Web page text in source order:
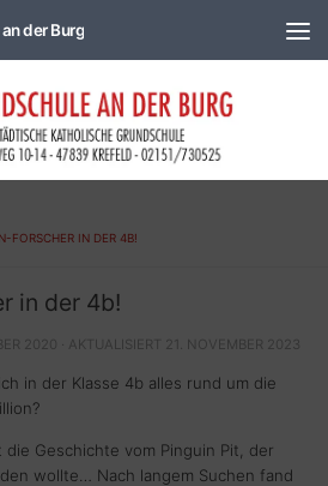
FORSCHER IN DER 4B!
in der 4b!
2020 · AKTUALISIERT 21. NOVEMBER 2023
in der Klasse 4b alles rund um die
Geschichte vom Pinguin Pit, der
wollte… Nach langem Suchen fand